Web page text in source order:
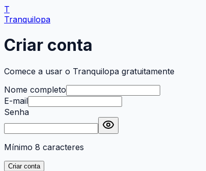
T
Tranquilopa
Criar conta
Comece a usar o Tranquilopa gratuitamente
Nome completo
E-mail
Senha
Mínimo 8 caracteres
Criar conta